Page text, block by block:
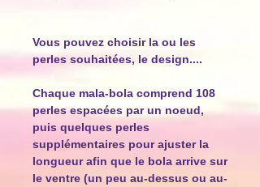
Vous pouvez choisir la ou les
perles souhaitées, le design....
Chaque mala-bola comprend 108
perles espacées par un noeud,
puis quelques perles
supplémentaires pour ajuster la
longueur afin que le bola arrive sur
le ventre (un peu au-dessus ou au-